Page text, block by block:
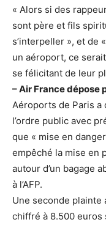
« Alors si des
sont père et fils
s’interpeller », et de
un aéroport, ce
se félicitant de leur
– Air France dépose
Aéroports de Paris a
l’ordre public avec
que « mise en
empêché la mise en
autour d’un bagage
à l’AFP.
Une seconde plainte
chiffré à 8.500 euros